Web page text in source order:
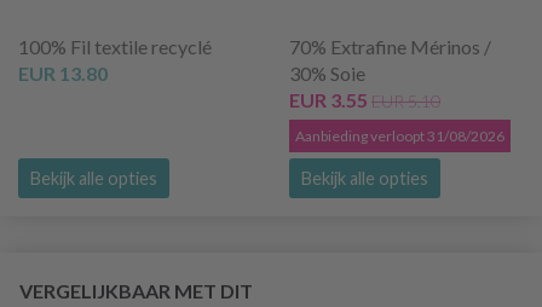
100% Fil textile recyclé
EUR 13.80
Bekijk alle opties
70% Extrafine Mérinos /
30% Soie
EUR 3.55 EUR 5.10
Aanbieding verloopt 31/08/2026
Bekijk alle opties
VERGELIJKBAAR MET DIT